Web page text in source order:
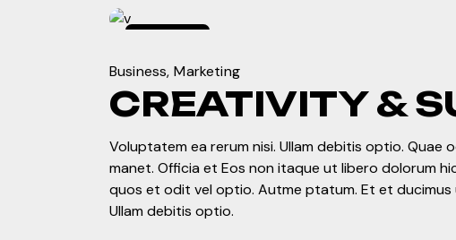
2024
Business Marketing
CREATIVITY &
Voluptatem ea rerum nisi. Ullam debitis optio. Quae
manet. Officia et Eos non itaque ut libero dolorum
quos et odit vel optio. Autme ptatum. Et et
Ullam debitis optio.